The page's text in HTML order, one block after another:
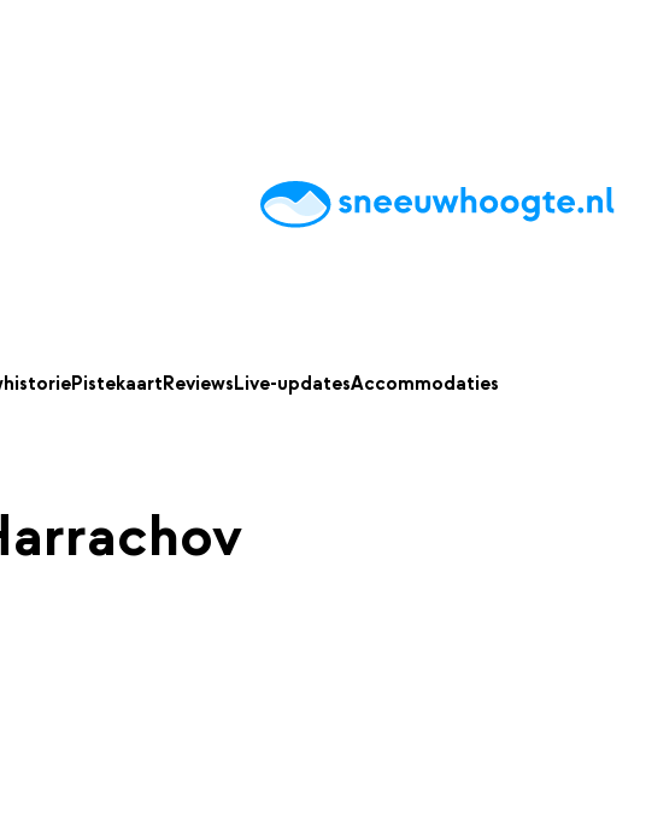
AccommodatiesTipsReviewsLive updatesApp
PistekaartReviewsLive-updatesAccommodaties